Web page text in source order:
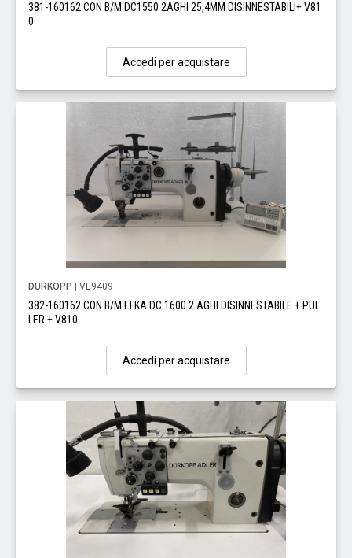
381-160162 CON B/M DC1550 2AGHI 25,4MM DISINNESTABILI+ V81
0
Accedi per acquistare
DURKOPP | VE9409
382-160162 CON B/M EFKA DC 1600 2 AGHI DISINNESTABILE + PUL
LER + V810
Accedi per acquistare